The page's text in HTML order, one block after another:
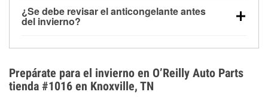
alrededor de 1 PSI por cada 10 °F que baja la
temperatura. Puedes obtener más información sobre
¿Se debe revisar el anticongelante antes
del invierno?
el sobrecalentamiento en condiciones de frío
extremo. Aprende cómo comprobar la protección
anticongelante en nuestra sección How-To.
Prepárate para el invierno en O’Reilly Auto Parts
tienda #1016 en Knoxville, TN